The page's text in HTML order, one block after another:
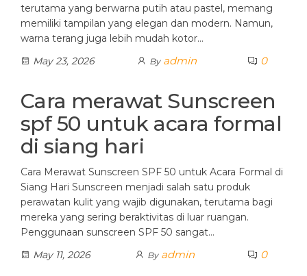
terutama yang berwarna putih atau pastel, memang
memiliki tampilan yang elegan dan modern. Namun,
warna terang juga lebih mudah kotor…
May 23, 2026
By admin 0
Cara merawat Sunscreen
spf 50 untuk acara formal
di siang hari
Cara Merawat Sunscreen SPF 50 untuk Acara Formal di
Siang Hari Sunscreen menjadi salah satu produk
perawatan kulit yang wajib digunakan, terutama bagi
mereka yang sering beraktivitas di luar ruangan.
Penggunaan sunscreen SPF 50 sangat…
May 11, 2026
By admin 0